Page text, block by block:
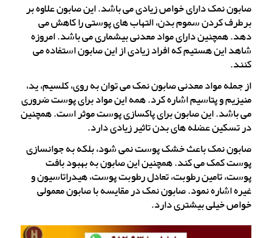
صابون نمک دارای خواص زیادی می باشد. این صابون علاوه بر
برطرف کردن سموم بدن، التهاب های پوستی را کاهش می
دهد. همچنین دارای مواد معدنی بیشماری می باشد. امروزه
شاهد این هستیم که افراد زیادی از این صابون استفاده می
کنند.
از جمله مواد معدنی صابون نمک می توان به روی، کلسیم، ید،
منیزیم و پتاسیم اشاره کرد. همه این مواد برای پوست ضروری
می باشد. این صابون برای پاکسازی پوست موثر است. همچنین
در تسکین عضله های بدن تاثیر زیادی دارد.
صابون نمک باعث خشک پوست نمی شود، بلکه به جوانسازی
پوست کمک می کند. همچنین این صابون به بهبود بافت
پوست، تامین رطوبت، تعادل رطوبت پوست، هیدراتاسیون و
غیره اشاره نمود. صابون نمک در مقایسه با صابون معمولی
خواص خیلی بیشتری دارد.